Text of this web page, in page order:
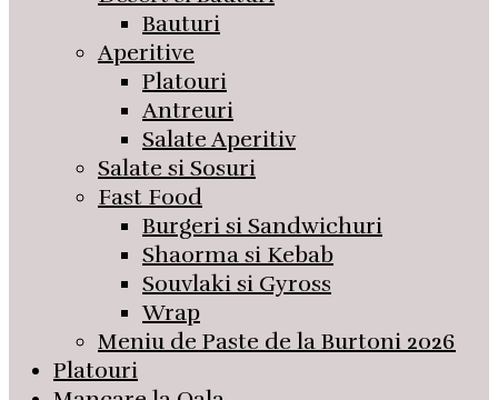
Bauturi
Aperitive
Platouri
Antreuri
Salate Aperitiv
Salate si Sosuri
Fast Food
Burgeri si Sandwichuri
Shaorma si Kebab
Souvlaki si Gyross
Wrap
Meniu de Paste de la Burtoni 2026
Platouri